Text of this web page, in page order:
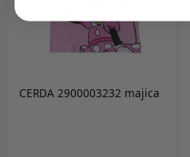
CERDA 2900003232 majica